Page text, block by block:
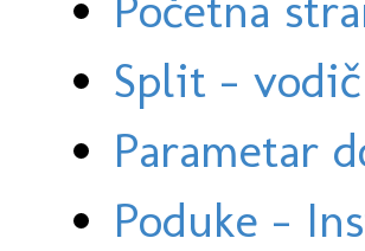
Split -
Parametar
Poduke -